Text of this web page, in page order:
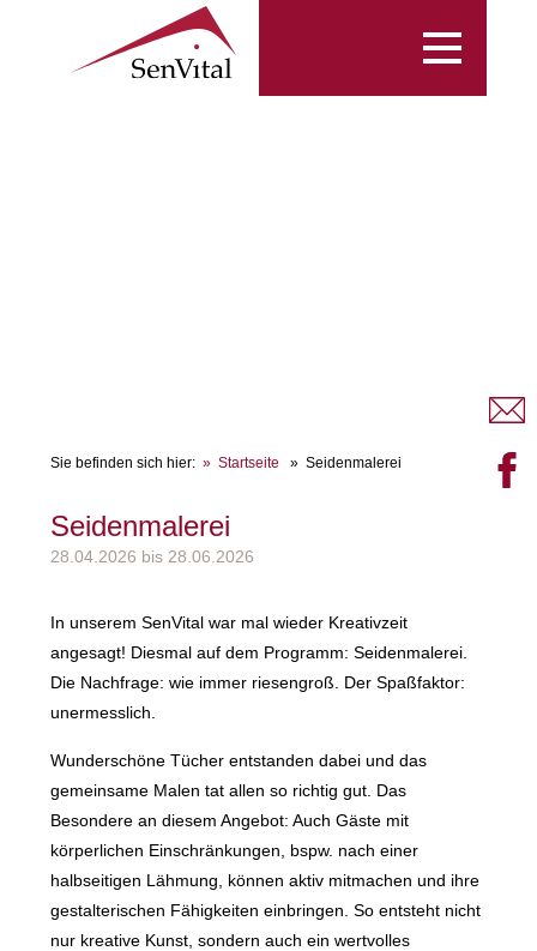
Toggle
Sie befinden sich hier: Startseite Seidenmalerei
Seidenmalerei
28.04.2026 bis 28.06.2026
In unserem SenVital war mal wieder Kreativzeit
angesagt! Diesmal auf dem Programm: Seidenmalerei.
Die Nachfrage: wie immer riesengroß. Der Spaßfaktor:
unermesslich.
Wunderschöne Tücher entstanden dabei und das
gemeinsame Malen tat allen so richtig gut. Das
Besondere an diesem Angebot: Auch Gäste mit
körperlichen Einschränkungen, bspw. nach einer
halbseitigen Lähmung, können aktiv mitmachen und ihre
gestalterischen Fähigkeiten einbringen. So entsteht nicht
nur kreative Kunst, sondern auch ein wertvolles